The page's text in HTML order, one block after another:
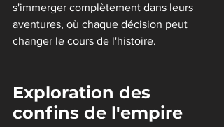
s'immerger complètement dans leurs
aventures, où chaque décision peut
changer le cours de l'histoire.
Exploration des
confins de l'empire